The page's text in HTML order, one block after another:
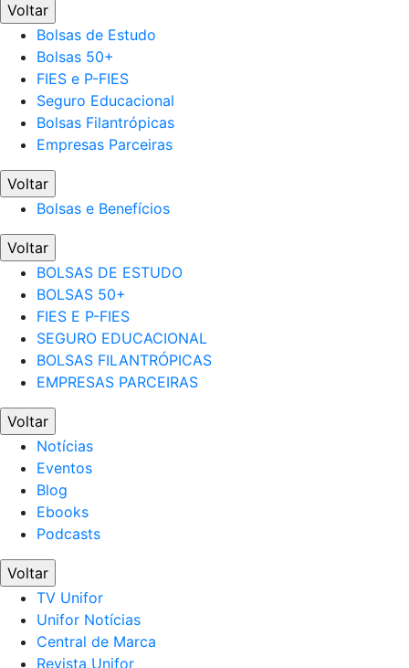
Voltar
Bolsas de Estudo
Bolsas 50+
FIES e P-FIES
Seguro Educacional
Bolsas Filantrópicas
Empresas Parceiras
Voltar
Bolsas e Benefícios
Voltar
BOLSAS DE ESTUDO
BOLSAS 50+
FIES E P-FIES
SEGURO EDUCACIONAL
BOLSAS FILANTRÓPICAS
EMPRESAS PARCEIRAS
Voltar
Notícias
Eventos
Blog
Ebooks
Podcasts
Voltar
TV Unifor
Unifor Notícias
Central de Marca
Revista Unifor